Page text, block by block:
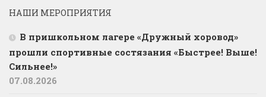
НАШИ МЕРОПРИЯТИЯ
В пришкольном лагере «Дружный хоровод»
прошли спортивные состязания «Быстрее! Выше!
Сильнее!»
07.08.2026